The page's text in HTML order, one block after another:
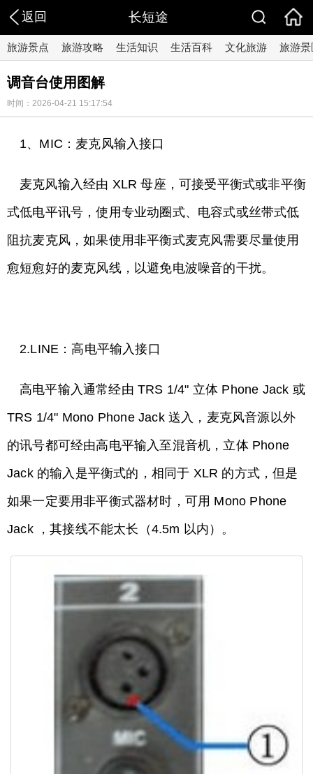
返回 长短途
旅游景点 旅游攻略 生活知识 生活百科 文化旅游 旅游景
调音台使用图解
时间：2026-04-21 15:17:54
1、MIC：麦克风输入接口
麦克风输入经由 XLR 母座，可接受平衡式或非平衡
式低电平讯号，使用专业动圈式、电容式或丝带式低
阻抗麦克风，如果使用非平衡式麦克风需要尽量使用
愈短愈好的麦克风线，以避免电波噪音的干扰。
2.LINE：高电平输入接口
高电平输入通常经由 TRS 1/4" 立体 Phone Jack 或
TRS 1/4" Mono Phone Jack 送入，麦克风音源以外
的讯号都可经由高电平输入至混音机，立体 Phone
Jack 的输入是平衡式的，相同于 XLR 的方式，但是
如果一定要用非平衡式器材时，可用 Mono Phone
Jack ，其接线不能太长（4.5m 以内）。